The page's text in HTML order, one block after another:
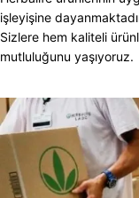
işleyişine
Sizlere hem kaliteli
mutluluğunu yaşıyoruz.